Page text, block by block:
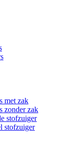
met zak
zonder zak
stofzuiger
stofzuiger